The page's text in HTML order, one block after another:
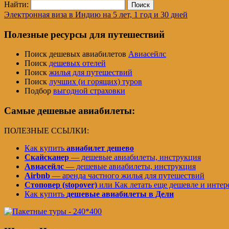
Найти:
Электронная виза в Индию на 5 лет, 1 год и 30 дней
Полезные ресурсы для путешествий
Поиск дешевых авиабилетов Авиасейлс
Поиск дешевых отелей
Поиск жилья для путешествий
Поиск лучших (и горящих) туров
Подбор выгодной страховки
Самые дешевые авиабилеты:
ПОЛЕЗНЫЕ ССЫЛКИ:
Как купить авиабилет дешево
Скайсканер — дешевые авиабилеты, инструкция
Авиасейлс — дешевые авиабилеты, инструкция
Airbnb — аренда частного жилья для путешествий
Стоповер (stopover) или Как летать еще дешевле и
Как купить дешевые авиабилеты в Дели